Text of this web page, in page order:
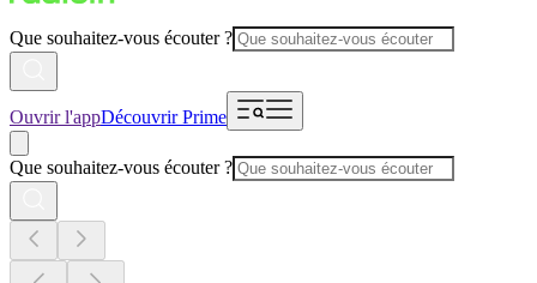
Que souhaitez-vous écouter ?
Ouvrir l'appDécouvrir Prime
Que souhaitez-vous écouter ?